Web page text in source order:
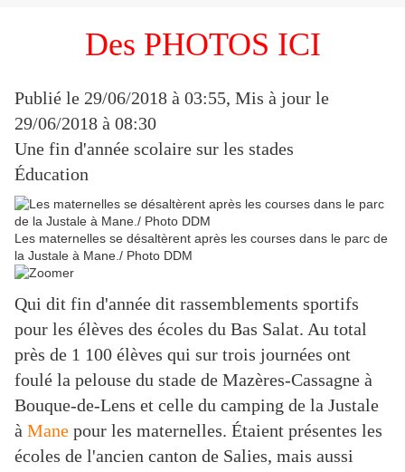
Des PHOTOS ICI
Publié le 29/06/2018 à 03:55, Mis à jour le
29/06/2018 à 08:30
Une fin d'année scolaire sur les stades
Éducation
Les maternelles se désaltèrent après les courses dans le parc de
la Justale à Mane./ Photo DDM
Qui dit fin d'année dit rassemblements sportifs
pour les élèves des écoles du Bas Salat. Au total
près de 1 100 élèves qui sur trois journées ont
foulé la pelouse du stade de Mazères-Cassagne à
Bouque-de-Lens et celle du camping de la Justale
à Mane pour les maternelles. Étaient présentes les
écoles de l'ancien canton de Salies, mais aussi